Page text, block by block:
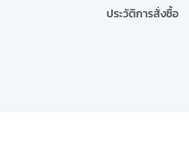
ประวัติการสั่งซื้อ